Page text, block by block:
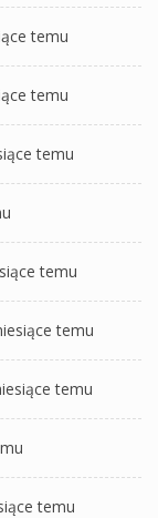
temu
temu
temu
temu
temu
temu
temu